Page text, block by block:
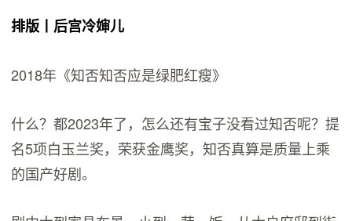
排版丨后宫冷婶儿
2018年《知否知否应是绿肥红瘦》
什么？都2023年了，怎么还有宝子没看过知否呢？提
名5项白玉兰奖，荣获金鹰奖，知否真算是质量上乘
的国产好剧。